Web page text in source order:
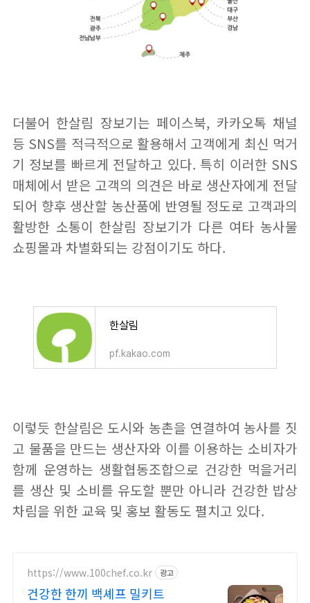
더불어 한살림 장보기는 페이스북, 카카오톡 채널
등 SNS를 적극적으로 활용해서 고객에게 최신 먹거
기 정보를 빠르게 전달하고 있다. 특히 이러한 SNS
매체에서 받은 고객의 의견은 바로 생산자에게 전달
되어 향후 생산할 농산품에 반영될 정도로 고객과의
활방한 소통이 한살림 장보기가 다른 여타 농사물
쇼핑몰과 차별화되는 강점이기도 하다.
한살림
pf.kakao.com
이렇듯 한살림은 도시와 농촌을 연결하여 농사를 짓
고 물품을 만드는 생산자와 이를 이용하는 소비자가
함께 운영하는 생활협동조합으로 건강한 먹을거리
를 생산 및 소비를 유도할 뿐만 아니라 건강한 밥상
차림을 위한 교육 및 홍보 활동도 펼치고 있다.
https://www.100chef.co.kr 광고
건강한 한끼 백셰프 밀키트